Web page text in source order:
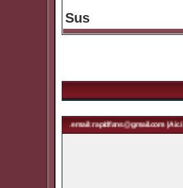
Sus
... email: rapidfans@gmail.com | Aici poate fi